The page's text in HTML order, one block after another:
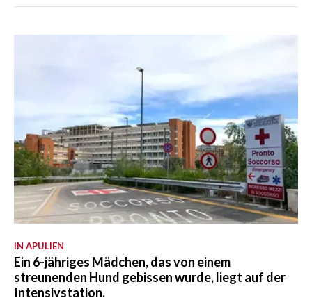
IN APULIEN
Ein 6-jähriges Mädchen, das von einem
streunenden Hund gebissen wurde, liegt auf der
Intensivstation.